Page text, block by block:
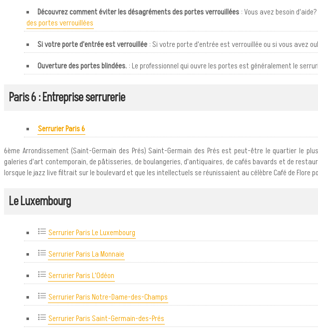
Découvrez comment éviter les désagréments des portes verrouillées : Vous avez besoin
des portes verrouillées
Si votre porte d'entrée est verrouillée : Si votre porte d'entrée est verrouillée ou si vous avez
Ouverture des portes blindées. : Le professionnel qui ouvre les portes est généralement le
Paris 6 : Entreprise serrurerie
Serrurier Paris 6
6ème Arrondissement (Saint-Germain des Prés) Saint-Germain des Prés est peut-être le quartier le
galeries d'art contemporain, de pâtisseries, de boulangeries, d'antiquaires, de cafés bavards et de
lorsque le jazz live filtrait sur le boulevard et que les intellectuels se réunissaient au célèbre Café de Flore
Le Luxembourg
Serrurier Paris Le Luxembourg
Serrurier Paris La Monnaie
Serrurier Paris L'Odéon
Serrurier Paris Notre-Dame-des-Champs
Serrurier Paris Saint-Germain-des-Prés